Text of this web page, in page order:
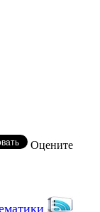
Оцените